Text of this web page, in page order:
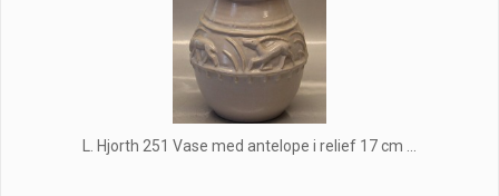
L. Hjorth 251 Vase med antelope i relief 17 cm ...